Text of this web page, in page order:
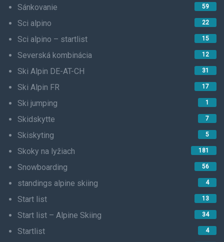
Sánkovanie 59
Sci alpino 22
Sci alpino – startlist 15
Severská kombinácia 12
Ski Alpin DE-AT-CH 31
Ski Alpin FR 17
Ski jumping 1
Skidskytte 7
Skiskyting 5
Skoky na lyžiach 181
Snowboarding 56
standings alpine skiing 4
Start list 13
Start list – Alpine Skiing 34
Startlist 4